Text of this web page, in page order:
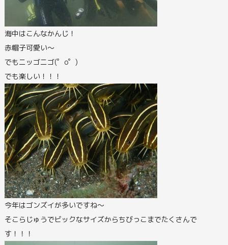
海中はこんなかんじ！
赤帽子可愛い～
でもニッゴニゴ(゜o゜)
でも楽しい！！！
今年はゴンズイが多いですね～
そこらじゅうでビックなサイズからちびっこまでたくさんで
す！！！